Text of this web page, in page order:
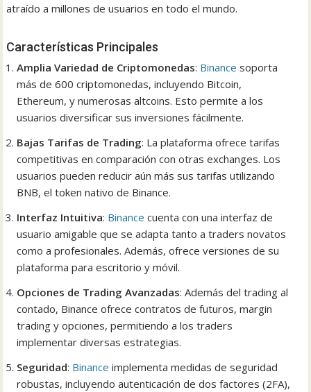
atraído a millones de usuarios en todo el mundo.
Características Principales
Amplia Variedad de Criptomonedas: Binance soporta
más de 600 criptomonedas, incluyendo Bitcoin,
Ethereum, y numerosas altcoins. Esto permite a los
usuarios diversificar sus inversiones fácilmente.
Bajas Tarifas de Trading: La plataforma ofrece tarifas
competitivas en comparación con otras exchanges. Los
usuarios pueden reducir aún más sus tarifas utilizando
BNB, el token nativo de Binance.
Interfaz Intuitiva: Binance cuenta con una interfaz de
usuario amigable que se adapta tanto a traders novatos
como a profesionales. Además, ofrece versiones de su
plataforma para escritorio y móvil.
Opciones de Trading Avanzadas: Además del trading al
contado, Binance ofrece contratos de futuros, margin
trading y opciones, permitiendo a los traders
implementar diversas estrategias.
Seguridad: Binance implementa medidas de seguridad
robustas, incluyendo autenticación de dos factores (2FA),